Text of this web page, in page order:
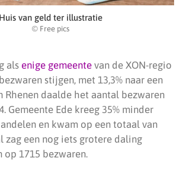
Huis van geld ter illustratie
© Free pics
als enige gemeente van de XON-regio
stijgen, met 13,3% naar een
Rhenen daalde het aantal bezwaren
Gemeente Ede kreeg 35% minder
en kwam op een totaal van
zag een nog iets grotere daling
op 1715 bezwaren.